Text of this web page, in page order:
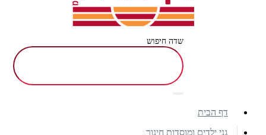
שדה חיפוש
דף הבית
גני ילדים ומוסדות חינוך